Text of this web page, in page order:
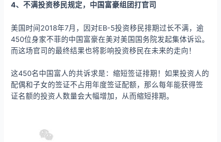
4、不满投资移民规定，中国富豪组团打官司
美国时间2018年7月，因对EB-5投资移民排期过长不满，逾
450位身家不菲的中国富豪在美对美国国务院发起集体诉讼。
而这场官司的最终结果也将影响投资移民在未来的走向！
这450名中国富人的共诉求是：缩短签证排期！如果投资人的
配偶和子女的签证不占用年度签证配额，那么每年能获得签
证名额的投资人数量会大幅增加，从而缩短排期。